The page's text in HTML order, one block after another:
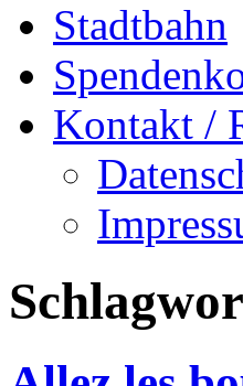
Stadtbahn
Kontakt /